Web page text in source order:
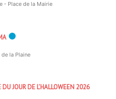
- Place de la Mairie
la Plaine
JOUR DE L’HALLOWEEN 2026